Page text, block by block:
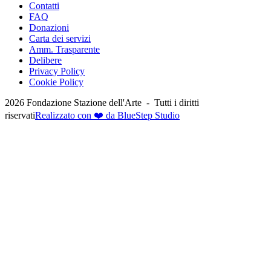
Contatti
FAQ
Donazioni
Carta dei servizi
Amm. Trasparente
Delibere
Privacy Policy
Cookie Policy
2026 Fondazione Stazione dell'Arte - Tutti i diritti
riservatiRealizzato con ❤️ da BlueStep Studio